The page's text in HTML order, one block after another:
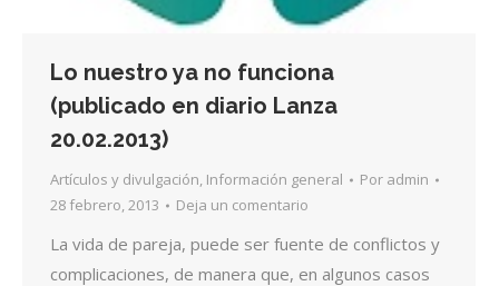
Lo nuestro ya no funciona
(publicado en diario Lanza
20.02.2013)
Artículos y divulgación, Información general Por admin
28 febrero, 2013
Deja un comentario
La vida de pareja, puede ser fuente de conflictos y
complicaciones, de manera que, en algunos casos